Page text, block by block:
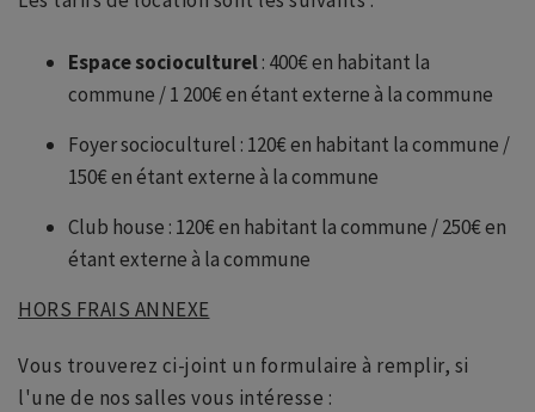
Espace socioculturel: 400€ en habitant la
commune / 1 200€ en étant externe à la commune
Foyer socioculturel : 120€ en habitant la commune /
150€ en étant externe à la commune
Club house : 120€ en habitant la commune / 250€ en
étant externe à la commune
HORS FRAIS ANNEXE
Vous trouverez ci-joint un formulaire à remplir, si
l'une de nos salles vous intéresse :